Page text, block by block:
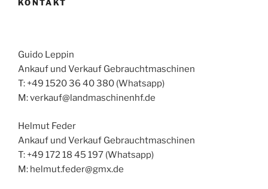
KONTAKT
Guido Leppin
Ankauf und Verkauf Gebrauchtmaschinen
T: +49 1520 36 40 380 (Whatsapp)
M: verkauf@landmaschinenhf.de
Helmut Feder
Ankauf und Verkauf Gebrauchtmaschinen
T: +49 172 18 45 197 (Whatsapp)
M: helmut.feder@gmx.de